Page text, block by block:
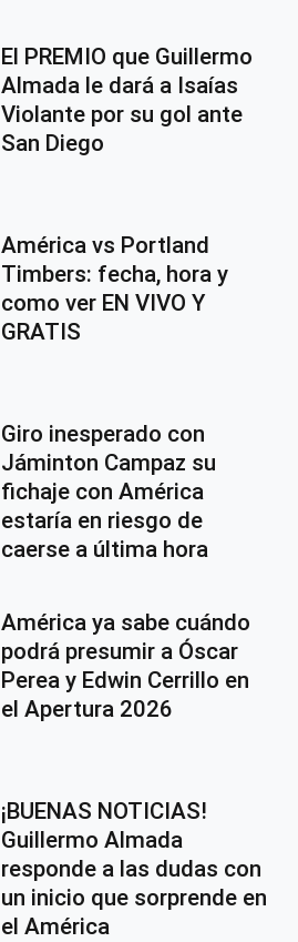
El PREMIO que Guillermo
Almada le dará a Isaías
Violante por su gol ante
San Diego
América vs Portland
Timbers: fecha, hora y
como ver EN VIVO Y
GRATIS
Giro inesperado con
Jáminton Campaz su
fichaje con América
estaría en riesgo de
caerse a última hora
América ya sabe cuándo
podrá presumir a Óscar
Perea y Edwin Cerrillo en
el Apertura 2026
¡BUENAS NOTICIAS!
Guillermo Almada
responde a las dudas con
un inicio que sorprende en
el América